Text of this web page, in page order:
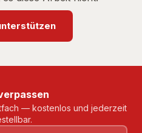
— kostenlos und jederzeit